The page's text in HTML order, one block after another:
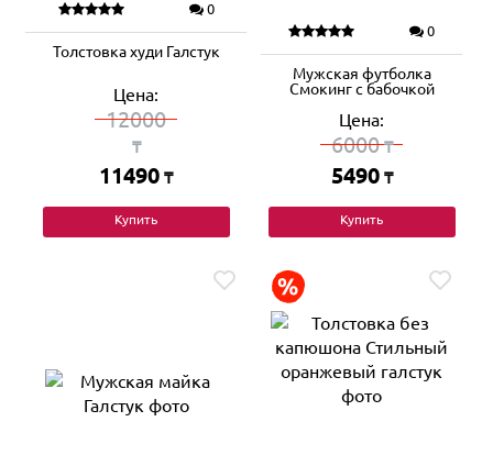
0
Толстовка худи Галстук
Цена:
12000
₸
11490 ₸
Купить
0
Мужская футболка
Смокинг с бабочкой
Цена:
6000₸
5490 ₸
Купить